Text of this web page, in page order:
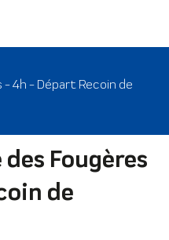
4h - Départ Recoin de
Fougères
de